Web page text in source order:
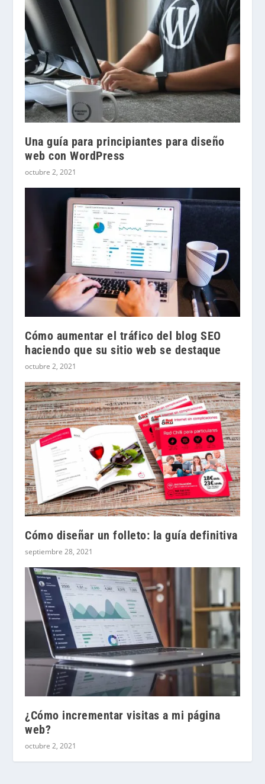
Una guía para principiantes para diseño
web con WordPress
octubre 2, 2021
Cómo aumentar el tráfico del blog SEO
haciendo que su sitio web se destaque
octubre 2, 2021
Cómo diseñar un folleto: la guía definitiva
septiembre 28, 2021
¿Cómo incrementar visitas a mi página
web?
octubre 2, 2021